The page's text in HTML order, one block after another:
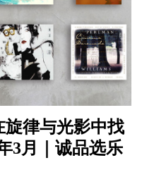
律与光影中找
3月｜诚品选乐